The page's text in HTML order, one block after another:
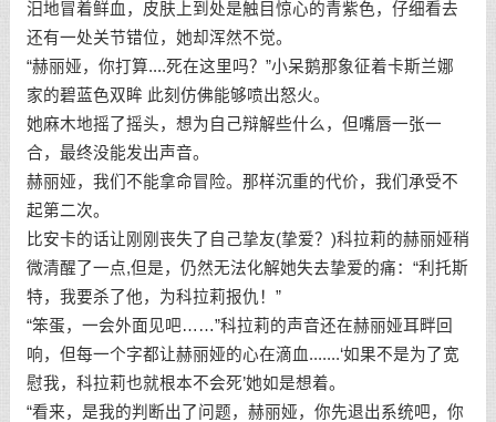
汨地冒着鲜血，皮肤上到处是触目惊心的青紫色，仔细看去
还有一处关节错位，她却浑然不觉。
“赫丽娅，你打算....死在这里吗？”小呆鹅那象征着卡斯兰娜
家的碧蓝色双眸 此刻仿佛能够喷出怒火。
她麻木地摇了摇头，想为自己辩解些什么，但嘴唇一张一
合，最终没能发出声音。
赫丽娅，我们不能拿命冒险。那样沉重的代价，我们承受不
起第二次。
比安卡的话让刚刚丧失了自己挚友(挚爱？)科拉莉的赫丽娅稍
微清醒了一点,但是，仍然无法化解她失去挚爱的痛：“利托斯
特，我要杀了他，为科拉莉报仇！”
“笨蛋，一会外面见吧……”科拉莉的声音还在赫丽娅耳畔回
响，但每一个字都让赫丽娅的心在滴血.......‘如果不是为了宽
慰我，科拉莉也就根本不会死’她如是想着。
“看来，是我的判断出了问题，赫丽娅，你先退出系统吧，你